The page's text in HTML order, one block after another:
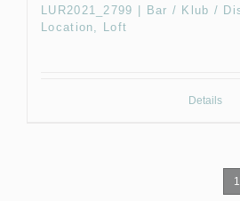
LUR2021_2799 | Bar / Klub /
Location, Loft
Details
1